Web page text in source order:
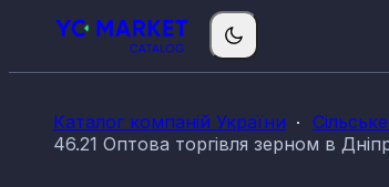
Каталог компаній України
46.21 Оптова торгівля зерном в